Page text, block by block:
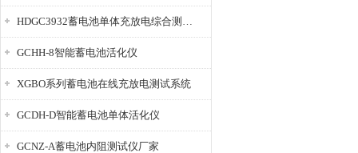
HDGC3932蓄电池单体充放电综合测试仪
GCHH-8智能蓄电池活化仪
XGBO系列蓄电池在线充放电测试系统
GCDH-D智能蓄电池单体活化仪
GCNZ-A蓄电池内阻测试仪厂家